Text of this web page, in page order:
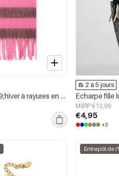
Écharpes d&#39;hiver à rayures en polyester décontracté, accessoires du quotidien
2 à 5 jours
Écharpe fille
MSRP €13,99
€4,95
+3
Entrepôt de